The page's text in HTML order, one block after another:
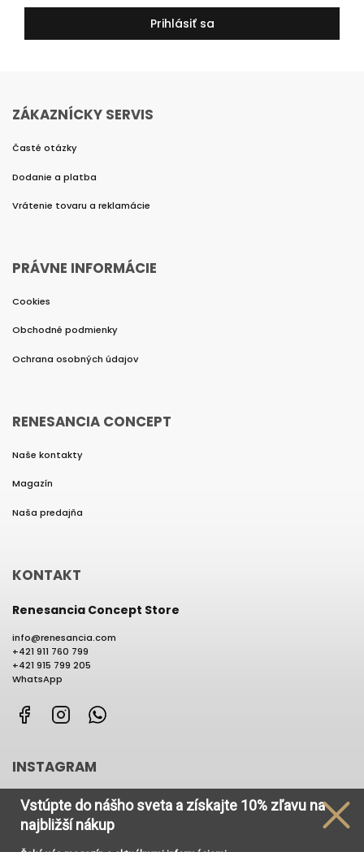
Prihlásiť sa
ZÁKAZNÍCKY SERVIS
Časté otázky
Dodanie a platba
Vrátenie tovaru a reklamácie
PRÁVNE INFORMÁCIE
Cookies
Obchodné podmienky
Ochrana osobných údajov
RENESANCIA CONCEPT
Naše kontakty
Magazín
Naša predajňa
KONTAKT
Renesancia Concept Store
info@renesancia.com
+421 911 760 799
+421 915 799 205
WhatsApp
FacebookInstagram
INSTAGRAM
Vstúpte do nášho sveta a získajte 10% zľavu na
najbližší nákup